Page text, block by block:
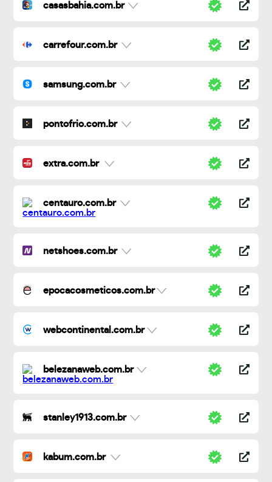
casasbahia.com.br
carrefour.com.br
samsung.com.br
pontofrio.com.br
extra.com.br
centauro.com.br
netshoes.com.br
epocacosmeticos.com.br
webcontinental.com.br
belezanaweb.com.br
stanley1913.com.br
kabum.com.br